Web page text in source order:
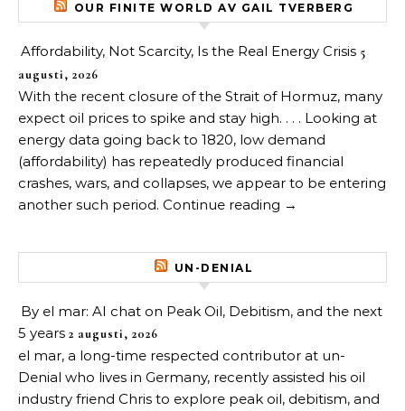
OUR FINITE WORLD AV GAIL TVERBERG
Affordability, Not Scarcity, Is the Real Energy Crisis 5
augusti, 2026
With the recent closure of the Strait of Hormuz, many
expect oil prices to spike and stay high. . . . Looking at
energy data going back to 1820, low demand
(affordability) has repeatedly produced financial
crashes, wars, and collapses, we appear to be entering
another such period. Continue reading →
UN-DENIAL
By el mar: AI chat on Peak Oil, Debitism, and the next
5 years 2 augusti, 2026
el mar, a long-time respected contributor at un-
Denial who lives in Germany, recently assisted his oil
industry friend Chris to explore peak oil, debitism, and